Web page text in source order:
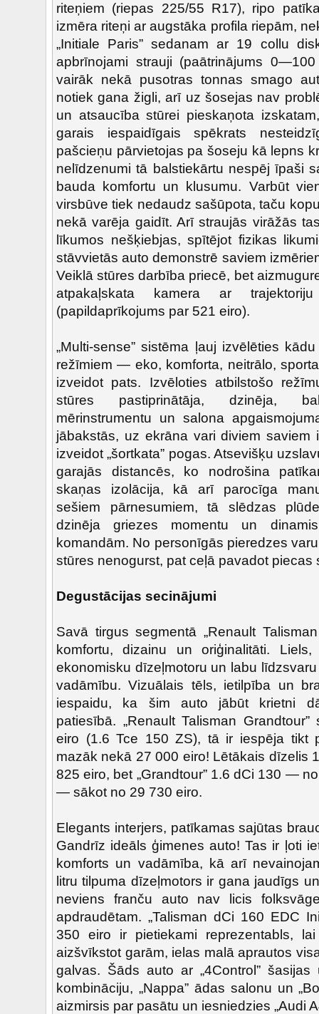
riteņiem (riepas 225/55 R17), ripo
izmēra riteņi ar augstāka profila riepām,
„Initiale Paris” sedanam ar 19 collu
apbrīnojami strauji (paātrinājums
vairāk nekā pusotras tonnas smago
notiek gana žigli, arī uz šosejas nav
un atsaucība stūrei pieskaņota
garais iespaidīgais spēkrats
pašcieņu pārvietojas pa šoseju kā lepns
nelīdzenumi tā balstiekārtu nespēj īpaši
bauda komfortu un klusumu. Varbūt
virsbūve tiek nedaudz sašūpota, taču
nekā varēja gaidīt. Arī straujās virāžās
līkumos nešķiebjas, spītējot fizikas
stāvvietās auto demonstrē saviem
Veiklā stūres darbība priecē, bet
atpakaļskata kamera ar
(papildaprīkojums par 521 eiro).
„Multi-sense” sistēma ļauj izvēlēties
režīmiem — eko, komforta, neitrālo,
izveidot pats. Izvēloties atbilstošo
stūres pastiprinātāja, dzinēja,
mērinstrumentu un salona
jābakstās, uz ekrāna vari diviem saviem
izveidot „šortkata” pogas. Atsevišķu
garajās distancēs, ko nodrošina
skaņas izolācija, kā arī parocīga
sešiem pārnesumiem, tā slēdzas
dzinēja griezes momentu un
komandām. No personīgās pieredzes
stūres nenogurst, pat ceļā pavadot piecas
Degustācijas secinājumi
Savā tirgus segmentā „Renault
komfortu, dizainu un oriģinalitāti.
ekonomisku dīzeļmotoru un labu
vadāmību. Vizuālais tēls, ietilpība un
iespaidu, ka šim auto jābūt krietni
patiesībā. „Renault Talisman
eiro (1.6 Tce 150 ZS), tā ir iespēja tikt
mazāk nekā 27 000 eiro! Lētākais dīzelis
825 eiro, bet „Grandtour” 1.6 dCi 130 —
— sākot no 29 730 eiro.
Elegants interjers, patīkamas sajūtas
Gandrīz ideāls ģimenes auto! Tas ir ļoti
komforts un vadāmība, kā arī
litru tilpuma dīzeļmotors ir gana jaudīgs
neviens franču auto nav licis
apdraudētam. „Talisman dCi 160 EDC
350 eiro ir pietiekami reprezentabls,
aizšvīkstot garām, ielas malā aprautos
galvas. Šāds auto ar „4Control”
kombināciju, „Nappa” ādas salonu un
aizmirsis par pasātu un iesniedzies „Audi